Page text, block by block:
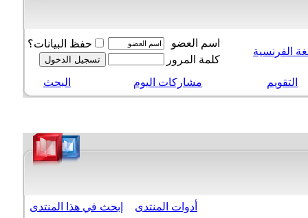
الفرنسية
اسم العضو
حفظ البيانات؟
كلمة المرور
التقويم
مشاركات اليوم البحث
أدوات المنتدى
إبحث في هذا المنتدى